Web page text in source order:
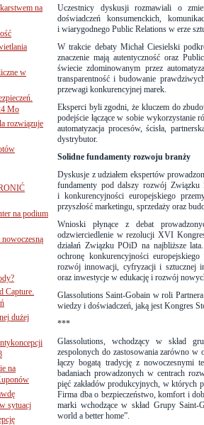
Uczestnicy dyskusji rozmawiali o
doświadczeń konsumenckich,
i wiarygodnego Public Relations w erze
W trakcie debaty Michał Ciesielski
znaczenie mają autentyczność oraz
świecie zdominowanym przez
transparentność i budowanie
przewagi konkurencyjnej marek.
Eksperci byli zgodni, że kluczem do
podejście łączące w sobie wykorzystanie
automatyzacja procesów, ścisła,
dystrybutor.
Solidne fundamenty rozwoju branży
Dyskusje z udziałem ekspertów
fundamenty pod dalszy rozwój
i konkurencyjności europejskiego
przyszłość marketingu, sprzedaży oraz
Wnioski płynące z debat
odzwierciedlenie w rezolucji XVI
działań Związku POiD na najbliższe
ochronę konkurencyjności
rozwój innowacji, cyfryzacji i sztucznej
oraz inwestycje w edukację i rozwój
Glassolutions Saint-Gobain w roli
wiedzy i doświadczeń, jaką jest Kongres
***
Glassolutions, wchodzący w skład
zespolonych do zastosowania zarówno w
łączy bogatą tradycję z nowoczesnymi
badaniach prowadzonych w centrach
pięć zakładów produkcyjnych, w których
Firma dba o bezpieczeństwo, komfort i
marki wchodzące w skład Grupy
world a better home”.
na
w
Mo
rozwiązuje
na podium
Capture.
dużej
na
sytuacj